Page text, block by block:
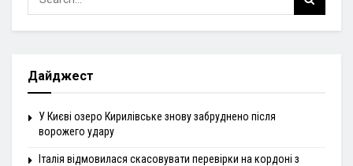
Дайджест
У Києві озеро Кирилівське знову забруднено після
ворожего удару
Італія відмовилася скасовувати перевірки на кордоні з